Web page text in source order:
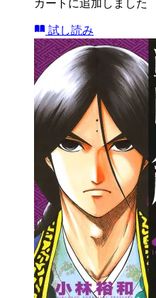
カートに追加しました
試し読み